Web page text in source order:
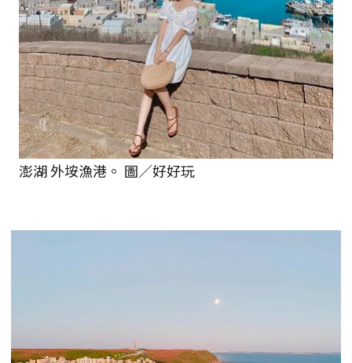
澎湖 外垵漁港。 圖／好好玩